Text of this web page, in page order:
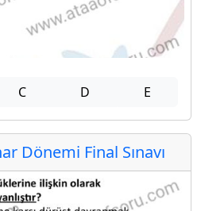
C D E
Dönemi Final Sınavı